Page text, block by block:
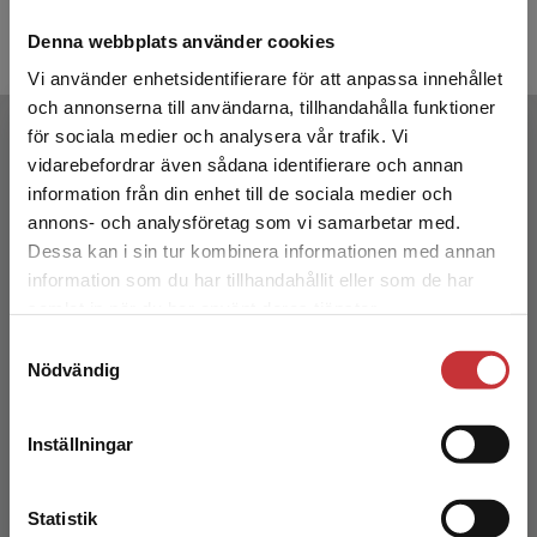
Denna webbplats använder cookies
Vi använder enhetsidentifierare för att anpassa innehållet
och annonserna till användarna, tillhandahålla funktioner
för sociala medier och analysera vår trafik. Vi
vidarebefordrar även sådana identifierare och annan
information från din enhet till de sociala medier och
annons- och analysföretag som vi samarbetar med.
Dessa kan i sin tur kombinera informationen med annan
information som du har tillhandahållit eller som de har
Nödvändig
Inställningar
Statistik
Begränsad fraktregion
Det verkar som att du besöker
studentlitteratur.se via en enhet utanför Sverige.
Vi erbjuder inte leveranser utanför Sverige. För
att kunna slutföra ett köp måste
Exkl. moms: 547 kr
Författare
undervisning inom sfi.